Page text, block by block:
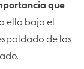
que
ello bajo el
de las